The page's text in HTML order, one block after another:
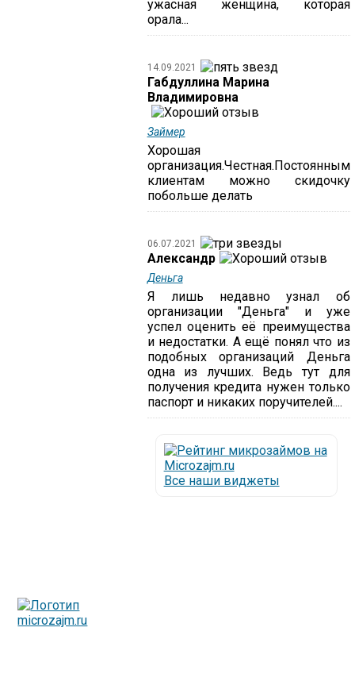
ужасная женщина, которая
орала...
14.09.2021
Габдуллина Марина
Владимировна
Займер
Хорошая
организация.Честная.Постоянным
клиентам можно скидочку
побольше делать
06.07.2021
Александр
Деньга
Я лишь недавно узнал об
организации "Деньга" и уже
успел оценить её преимущества
и недостатки. А ещё понял что из
подобных организаций Деньга
одна из лучших. Ведь тут для
получения кредита нужен только
паспорт и никаких поручителей....
Все наши виджеты